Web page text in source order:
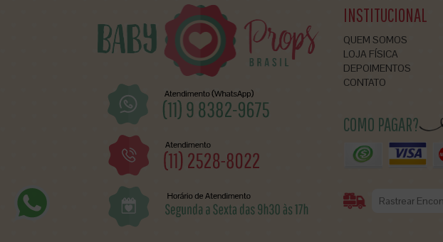
INSTITUCIONAL
QUEM SOMOS
LOJA FÍSICA
DEPOIMENTOS
CONTATO
COMO PAGAR?